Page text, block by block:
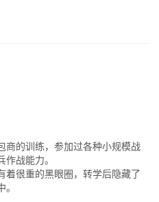
商的训练，参加过各种小规模战
战能力。
着很重的黑眼圈，转学后隐藏了